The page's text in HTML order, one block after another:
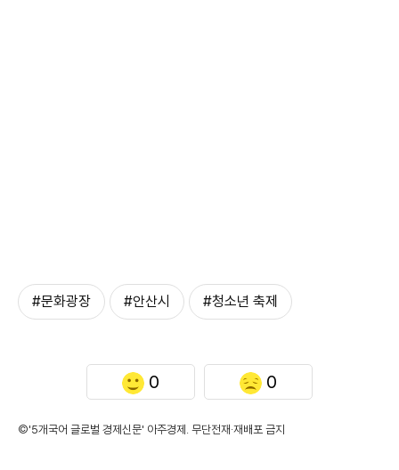
#문화광장 #안산시 #청소년 축제
0 0
©'5개국어 글로벌 경제신문' 아주경제. 무단전재·재배포 금지